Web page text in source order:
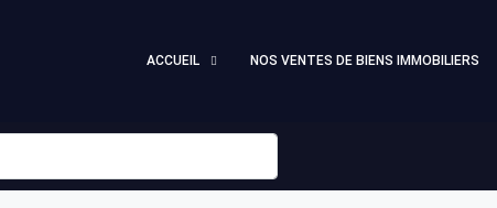
ACCUEIL NOS VENTES DE BIENS IMMOBILIERS